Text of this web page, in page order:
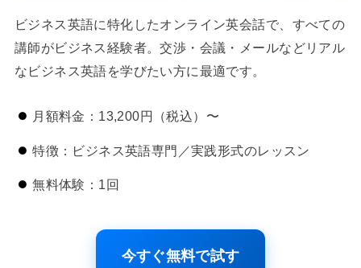
ビジネス英語に特化したオンライン英会話で、すべての
講師がビジネス経験者。交渉・会議・メールなどリアル
なビジネス英語を学びたい方に最適です。
月額料金：13,200円（税込）〜
特徴：ビジネス英語専門／実践形式のレッスン
無料体験：1回
今すぐ無料で試す